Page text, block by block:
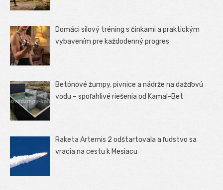
Domáci silový tréning s činkami a praktickým
vybavením pre každodenný progres
Betónové žumpy, pivnice a nádrže na dažďovú
vodu – spoľahlivé riešenia od Kamal-Bet
Raketa Artemis 2 odštartovala a ľudstvo sa
vracia na cestu k Mesiacu